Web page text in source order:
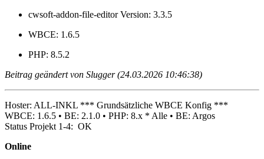
cwsoft-addon-file-editor Version: 3.3.5
WBCE: 1.6.5
PHP: 8.5.2
Beitrag geändert von Slugger (24.03.2026 10:46:38)
Hoster: ALL-INKL *** Grundsätzliche WBCE Konfig ***
WBCE: 1.6.5 • BE: 2.1.0 • PHP: 8.x * Alle • BE: Argos
Status Projekt 1-4: OK
Online